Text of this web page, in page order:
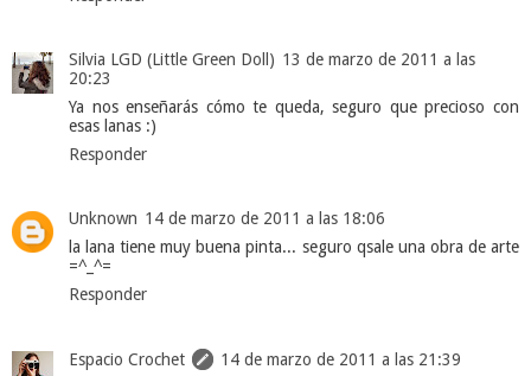
Silvia LGD (Little Green Doll) 13 de marzo de 2011 a las
20:23
Ya nos enseñarás cómo te queda, seguro que precioso con
esas lanas :)
Responder
Unknown 14 de marzo de 2011 a las 18:06
la lana tiene muy buena pinta... seguro qsale una obra de arte
=^_^=
Responder
Espacio Crochet
14 de marzo de 2011 a las 21:39